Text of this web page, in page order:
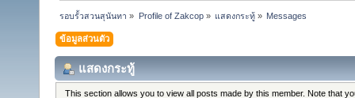
รอบรั้วสวนสุนันทา » Profile of Zakcop» แสดงกระทู้» Messages
ข้อมูลส่วนตัว
แสดงกระทู้
This section allows you to view all posts made by this member. Note that